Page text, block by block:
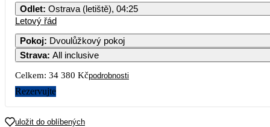
Odlet: Ostrava (letiště), 04:25
Letový řád
Pokoj: Dvoulůžkový pokoj
Strava: All inclusive
Celkem: 34 380 Kčpodrobnosti
Rezervujte
uložit do oblíbených